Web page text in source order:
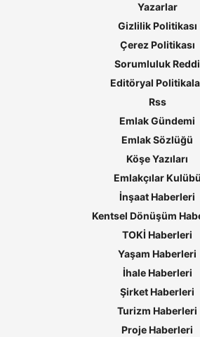
Yazarlar
Gizlilik Politikası
Çerez Politikası
Sorumluluk Reddi
Editöryal
Rss
Emlak Gündemi
Emlak Sözlüğü
Köşe Yazıları
Emlakçılar Kulübü
İnşaat Haberleri
Kentsel Dönüşüm
TOKİ Haberleri
Yaşam Haberleri
İhale Haberleri
Şirket Haberleri
Turizm Haberleri
Proje Haberleri